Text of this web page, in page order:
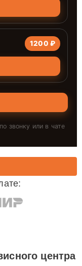
1200 ₽
звонку или в чате
центра